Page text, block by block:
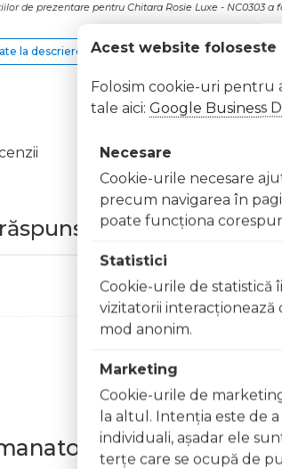
de prezentare pentru Chitara Rosie Luxe - NC0303 a
la descriere
clienților
Acest website foloseste
Folosim cookie-uri pentru
tale aici: Google Business
Necesare
Cookie-urile necesare
precum navigarea în
poate funcţiona
Statistici
Cookie-urile de statistică
vizitatorii
mod anonim.
Marketing
Cookie-urile de
la altul. Intenţia este de
individuali, aşadar ele
terţe care se ocupă de